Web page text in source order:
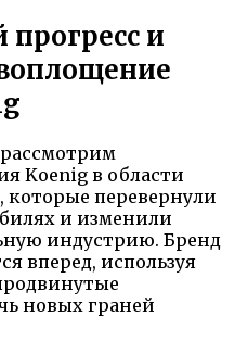
прогресс и
Koenig в области
перевернули
и изменили
индустрию. Бренд
вперед, используя
новых граней